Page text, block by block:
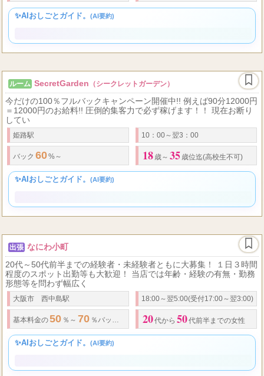
■報酬ランク制■本指名全額バック
✨AIおしごとガイド。(AI要約)
ルームSecretGarden（シークレットガーデン）
今だけの100％フルバックキャンペーン開催中!! 例えば90分12000円
＝12000円のお給料!! 圧倒的集客力で必ず稼げます！！ 現在お断り
してい
姫路駅 10：00～翌3：00
バック60 %～
✨AIおしごとガイド。(AI要約)
出張なにわ小町
20代～50代前半までの経験者・未経験者ともに大募集！ １日３時間
程度のスポット出勤等も大歓迎！ 当店では年齢・経験の有無・勤務
形態等を問わず幅広く
大阪市 西中島駅 18:00～翌5:00(受付17:00～翌3:00)
基本料金の 50 ％～ 70 ％バック（全額日払い） ＊一日平均
✨AIおしごとガイド。(AI要約)